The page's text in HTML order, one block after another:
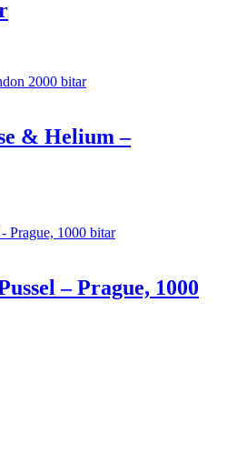
& Helium –
– Prague, 1000